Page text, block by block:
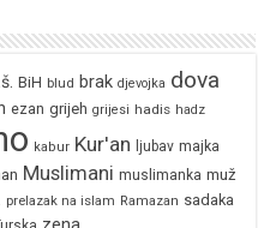
BiH blud brak djevojka dova
ezan grijeh grijesi hadis hadz
kabur Kur'an ljubav majka
Muslimani muslimanka muž
prelazak na islam Ramazan sadaka